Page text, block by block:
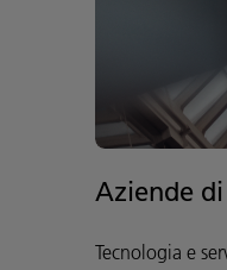
Aziende
Tecnologia e